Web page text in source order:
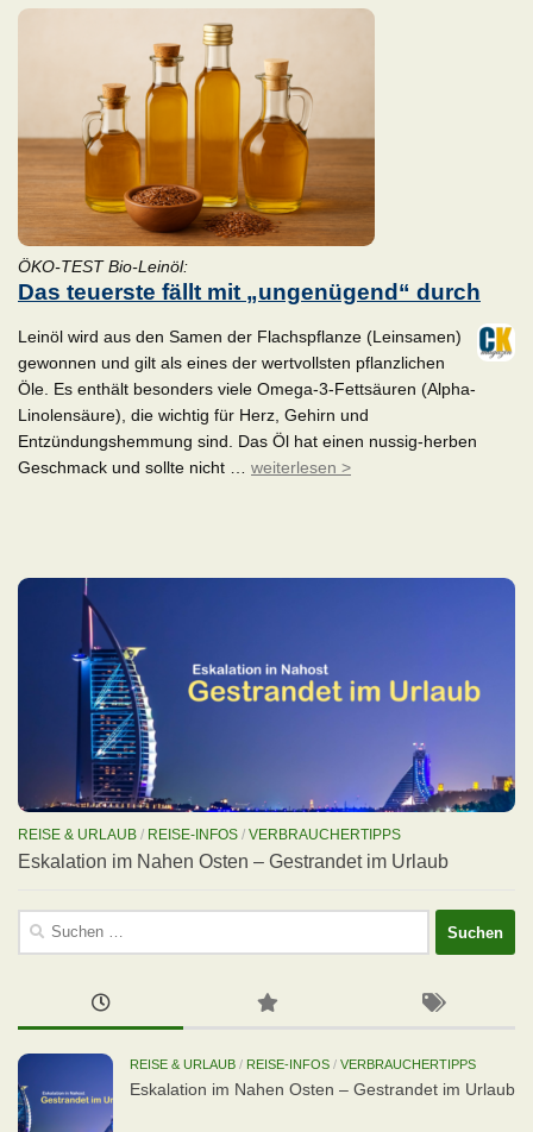
ÖKO-TEST Bio-Leinöl:
Das teuerste fällt mit „ungenügend“ durch
Leinöl wird aus den Samen der Flachspflanze (Leinsamen)
gewonnen und gilt als eines der wertvollsten pflanzlichen
Öle. Es enthält besonders viele Omega-3-Fettsäuren (Alpha-
Linolensäure), die wichtig für Herz, Gehirn und
Entzündungshemmung sind. Das Öl hat einen nussig-herben
Geschmack und sollte nicht … weiterlesen >
REISE & URLAUB / REISE-INFOS / VERBRAUCHERTIPPS
Eskalation im Nahen Osten – Gestrandet im Urlaub
Suchen
nach:
REISE & URLAUB / REISE-INFOS / VERBRAUCHERTIPPS
Eskalation im Nahen Osten – Gestrandet im Urlaub